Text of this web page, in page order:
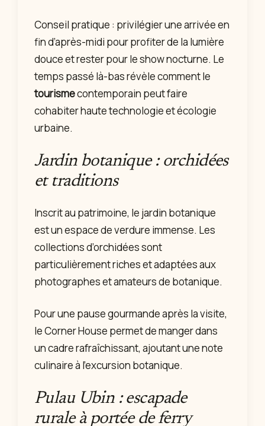
Conseil pratique : privilégier une arrivée en
fin d’après-midi pour profiter de la lumière
douce et rester pour le show nocturne. Le
temps passé là-bas révèle comment le
tourismecontemporain peut faire
cohabiter haute technologie et écologie
urbaine.
Jardin botanique : orchidées
et traditions
Inscrit au patrimoine, le jardin botanique
est un espace de verdure immense. Les
collections d’orchidées sont
particulièrement riches et adaptées aux
photographes et amateurs de botanique.
Pour une pause gourmande après la visite,
le Corner House permet de manger dans
un cadre rafraîchissant, ajoutant une note
culinaire à l’excursion botanique.
Pulau Ubin : escapade
rurale à portée de ferry